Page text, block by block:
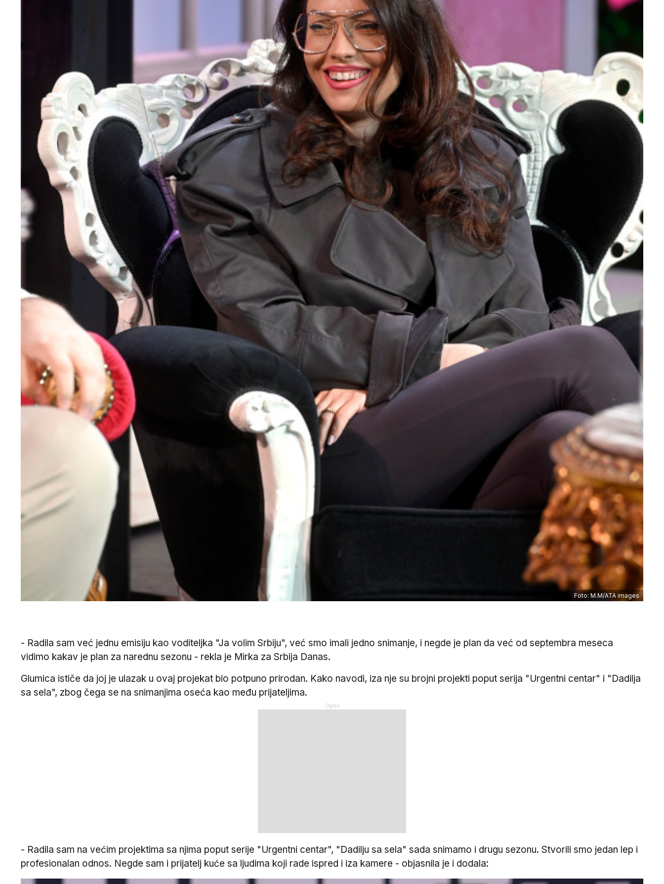
Foto: M.M/ATA images
- Radila sam već jednu emisiju kao voditeljka "Ja volim Srbiju", već smo imali jedno snimanje, i negde je plan da već od septembra meseca
vidimo kakav je plan za narednu sezonu - rekla je Mirka za Srbija Danas.
Glumica ističe da joj je ulazak u ovaj projekat bio potpuno prirodan. Kako navodi, iza nje su brojni projekti poput serija "Urgentni centar" i "Dadilja
sa sela", zbog čega se na snimanjima oseća kao među prijateljima.
- Radila sam na većim projektima sa njima poput serije "Urgentni centar", "Dadilju sa sela" sada snimamo i drugu sezonu. Stvorili smo jedan lep i
profesionalan odnos. Negde sam i prijatelj kuće sa ljudima koji rade ispred i iza kamere - objasnila je i dodala: